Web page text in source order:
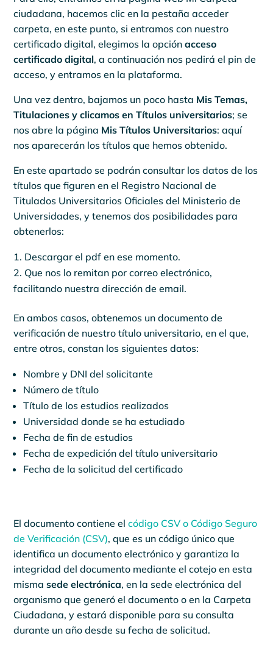
ciudadana, hacemos clic en la pestaña acceder
carpeta, en este punto, si entramos con nuestro
certificado digital, elegimos la opciónacceso
certificado digital, a continuación nos pedirá el pin de
acceso, y entramos en la plataforma.
Una vez dentro, bajamos un poco hasta Mis Temas,
Titulaciones y clicamos en Títulos universitarios; se
nos abre la página Mis Títulos Universitarios: aquí
nos aparecerán los títulos que hemos obtenido.
En este apartado se podrán consultar los datos de los
títulos que figuren en el Registro Nacional de
Titulados Universitarios Oficiales del Ministerio de
Universidades, y tenemos dos posibilidades para
obtenerlos:
Descargar el pdf en ese momento.
Que nos lo remitan por correo electrónico,
facilitando nuestra dirección de email.
En ambos casos, obtenemos un documento de
verificación de nuestro título universitario, en el que,
entre otros, constan los siguientes datos:
Nombre y DNI del solicitante
Número de título
Título de los estudios realizados
Universidad donde se ha estudiado
Fecha de fin de estudios
Fecha de expedición del título universitario
Fecha de la solicitud del certificado
El documento contiene elcódigo CSV o Código Seguro
de Verificación (CSV), que es un código único que
identifica un documento electrónico y garantiza la
integridad del documento mediante el cotejo en esta
mismasede electrónica, en la sede electrónica del
organismo que generó el documento o en la Carpeta
Ciudadana, y estará disponible para su consulta
durante un año desde su fecha de solicitud.